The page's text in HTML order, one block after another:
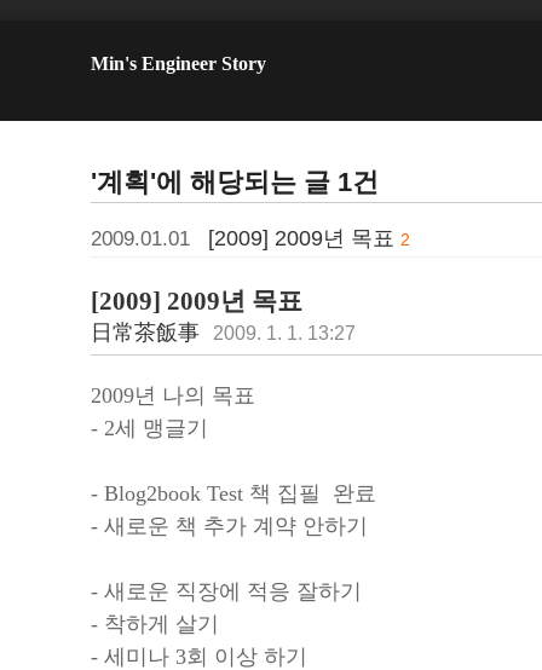
Min's Engineer Story
'계획'에 해당되는 글 1건
2009.01.01 [2009] 2009년 목표 2
[2009] 2009년 목표
日常茶飯事 2009. 1. 1. 13:27
2009년 나의 목표
- 2세 맹글기
- Blog2book Test 책 집필 완료
- 새로운 책 추가 계약 안하기
- 새로운 직장에 적응 잘하기
- 착하게 살기
- 세미나 3회 이상 하기